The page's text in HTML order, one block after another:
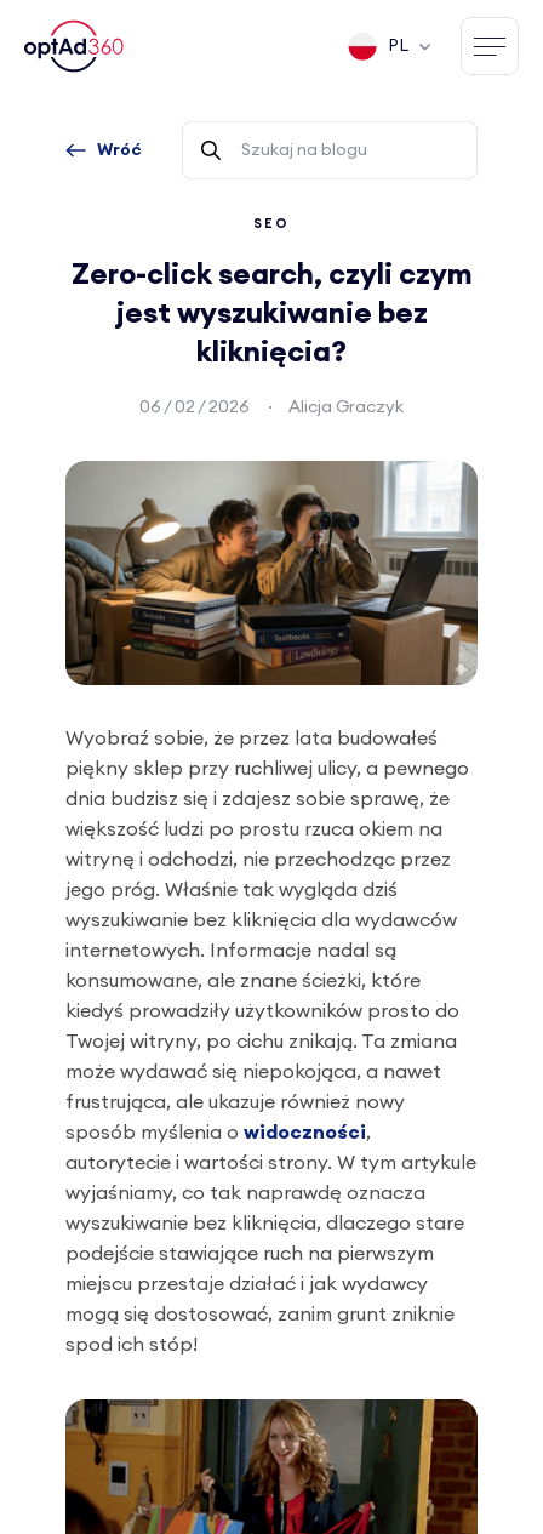
PL
Wróć
SEO
Zero-click search, czyli czym
jest wyszukiwanie bez
kliknięcia?
06 / 02 / 2026 Alicja Graczyk
Wyobraź sobie, że przez lata budowałeś
piękny sklep przy ruchliwej ulicy, a pewnego
dnia budzisz się i zdajesz sobie sprawę, że
większość ludzi po prostu rzuca okiem na
witrynę i odchodzi, nie przechodząc przez
jego próg. Właśnie tak wygląda dziś
wyszukiwanie bez kliknięcia dla wydawców
internetowych. Informacje nadal są
konsumowane, ale znane ścieżki, które
kiedyś prowadziły użytkowników prosto do
Twojej witryny, po cichu znikają. Ta zmiana
może wydawać się niepokojąca, a nawet
frustrująca, ale ukazuje również nowy
sposób myślenia o widoczności,
autorytecie i wartości strony. W tym artykule
wyjaśniamy, co tak naprawdę oznacza
wyszukiwanie bez kliknięcia, dlaczego stare
podejście stawiające ruch na pierwszym
miejscu przestaje działać i jak wydawcy
mogą się dostosować, zanim grunt zniknie
spod ich stóp!